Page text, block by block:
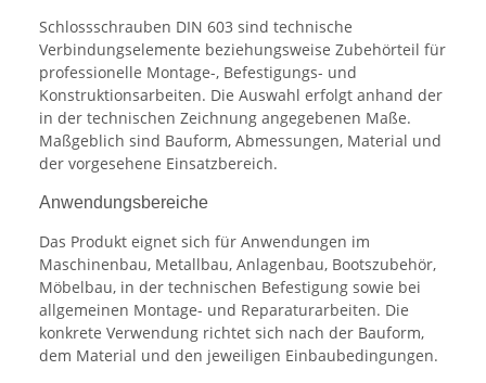
Schlossschrauben DIN 603 sind technische
Verbindungselemente beziehungsweise Zubehörteil für
professionelle Montage-, Befestigungs- und
Konstruktionsarbeiten. Die Auswahl erfolgt anhand der
in der technischen Zeichnung angegebenen Maße.
Maßgeblich sind Bauform, Abmessungen, Material und
der vorgesehene Einsatzbereich.
Anwendungsbereiche
Das Produkt eignet sich für Anwendungen im
Maschinenbau, Metallbau, Anlagenbau, Bootszubehör,
Möbelbau, in der technischen Befestigung sowie bei
allgemeinen Montage- und Reparaturarbeiten. Die
konkrete Verwendung richtet sich nach der Bauform,
dem Material und den jeweiligen Einbaubedingungen.